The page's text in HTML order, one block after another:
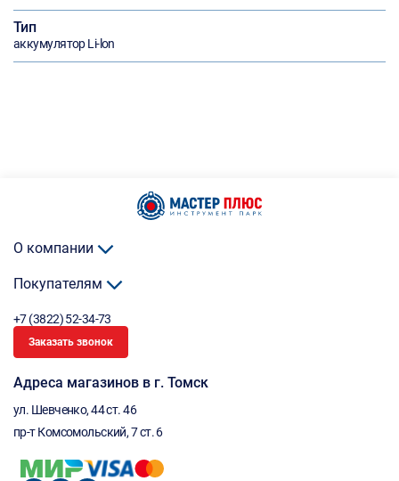
Тип
аккумулятор Li-lon
О компании
Покупателям
+7 (3822) 52-34-73
Заказать звонок
Адреса магазинов в г. Томск
ул. Шевченко, 44 ст. 46
пр-т Комсомольский, 7 ст. 6